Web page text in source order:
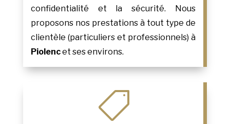
confidentialité et la sécurité. Nous
proposons nos prestations à tout type de
clientèle (particuliers et professionnels) à
Piolencet ses environs.
